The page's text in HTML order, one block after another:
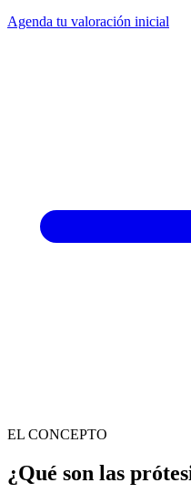
Agenda tu valoración inicial
EL CONCEPTO
¿Qué son las